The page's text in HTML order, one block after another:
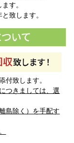
す。
致します。
付致します。
つきましては、選
島除く）を手配す